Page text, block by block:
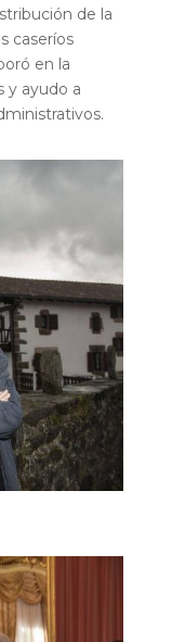
de la
caseríos
en la
y ayudo a